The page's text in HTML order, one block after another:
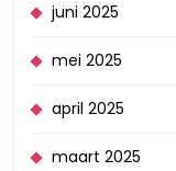
juni 2025
mei 2025
april 2025
maart 2025